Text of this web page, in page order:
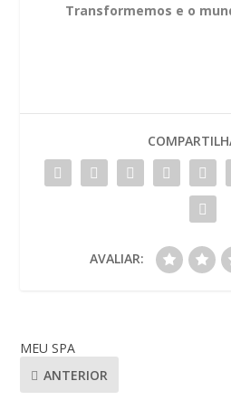
Transformemos e o
AVALIAR:
MEU SPA
ANTERIOR